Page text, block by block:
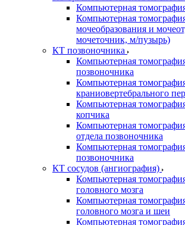
Компьютерная
Компьютерная
мочеобразования и
мочеточник, м/пузырь)
КТ позвоночника
Компьютерная
позвоночника
Компьютерная
краниовертебрального
Компьютерная
копчика
Компьютерная
отдела позвоночника
Компьютерная
позвоночника
КТ сосудов (ангиография)
Компьютерная
головного мозга
Компьютерная
головного мозга и шеи
Компьютерная